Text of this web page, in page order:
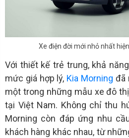
Xe điện đời mới nhỏ nhất
Với thiết kế trẻ trung, khả
mức giá hợp lý, Kia Morning đã
một trong những mẫu xe đô
tại Việt Nam. Không chỉ thu
Morning còn đáp ứng nhu
khách hàng khác nhau, từ